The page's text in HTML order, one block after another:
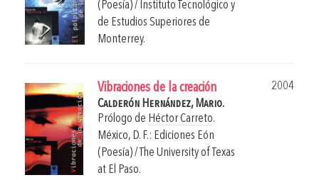
(Poesía) / Instituto Tecnológico y
de Estudios Superiores de
Monterrey.
Vibraciones de la creación
2004
Calderón Hernández, Mario.
Prólogo de Héctor Carreto.
México, D. F.: Ediciones Eón
(Poesía) / The University of Texas
at El Paso.